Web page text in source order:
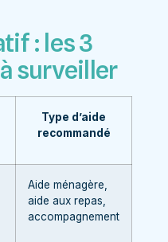
: les 3
surveiller
Type d’aide
recommandé
Aide ménagère,
aide aux repas,
accompagnement